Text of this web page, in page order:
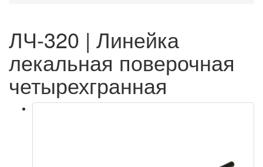
ЛЧ-320 | Линейка
лекальная поверочная
четырехгранная